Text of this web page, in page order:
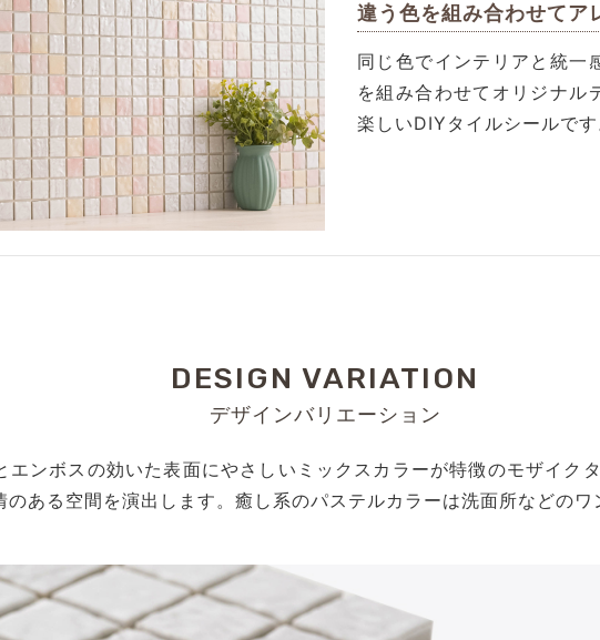
違う色を組み合わせてア
同じ色でインテリアと統一
を組み合わせてオリジナル
楽しいDIYタイルシールです
DESIGN VARIATION
デザインバリエーション
エンボスの効いた表面にやさしいミックスカラーが特徴のモザイク
のある空間を演出します。癒し系のパステルカラーは洗面所などのワ